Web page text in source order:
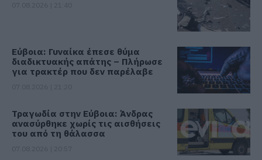
Εύβοια: Γυναίκα έπεσε θύμα
διαδικτυακής απάτης – Πλήρωσε
για τρακτέρ που δεν παρέλαβε
Τραγωδία στην Εύβοια: Άνδρας
ανασύρθηκε χωρίς τις αισθήσεις
του από τη θάλασσα